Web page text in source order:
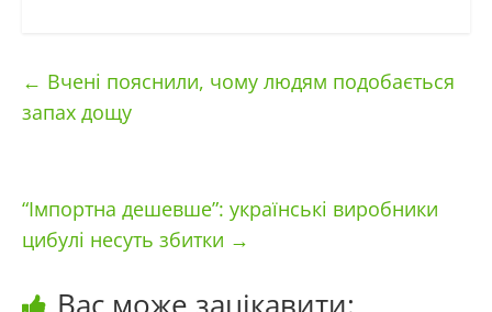
← Вчені пояснили, чому людям подобається
запах дощу
“Імпортна дешевше”: українські виробники
цибулі несуть збитки →